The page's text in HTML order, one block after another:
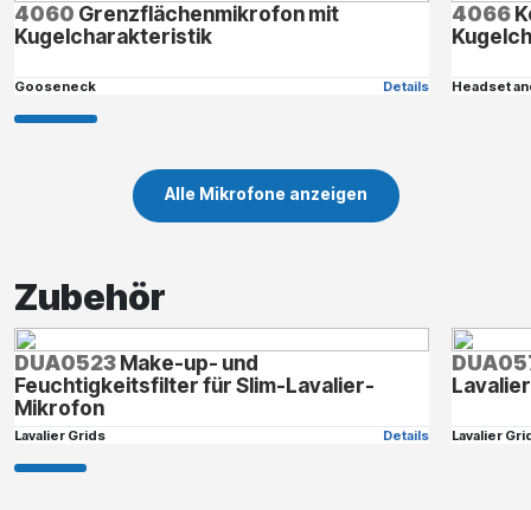
4060 Grenzflächenmikrofon mit
Kugelcharakteristik
Gooseneck Details
4066
Headset
Alle Mikrofone anzeigen
Zubehör
DUA0523Make-up- und
Feuchtigkeitsfilter für Slim-Lavalier-
Mikrofon
Lavalier Grids Details Lavalier